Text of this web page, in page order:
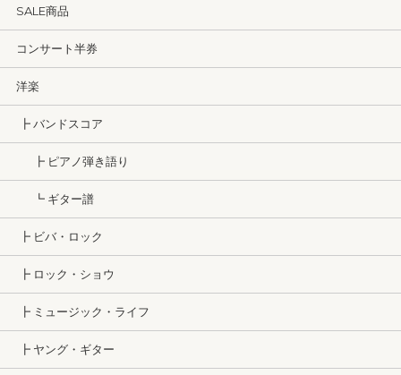
SALE商品
コンサート半券
洋楽
┣ バンドスコア
┣ ピアノ弾き語り
┗ ギター譜
┣ ビバ・ロック
┣ ロック・ショウ
┣ ミュージック・ライフ
┣ ヤング・ギター